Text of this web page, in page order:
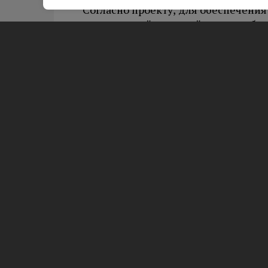
Согласно проекту, для
специальный шахтный ствол и